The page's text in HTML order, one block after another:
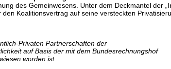
des Gemeinwesens. Unter dem Deckmantel der
Koalitionsvertrag auf seine versteckten
Privaten Partnerschaften der
auf Basis der mit dem Bundesrechnungshof
worden ist.